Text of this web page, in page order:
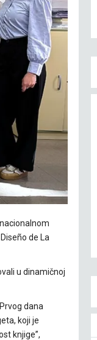
de La
u dinamičnoj
dana
koji je
knjige”,